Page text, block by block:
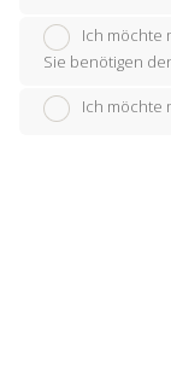
Ich möchte
Sie benötigen
Ich möchte